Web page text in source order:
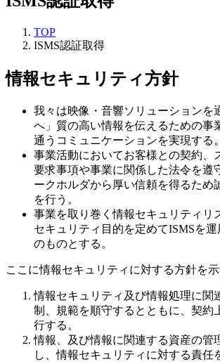
TOP
ISMS認証取得
情報セキュリティ方針
我々は映像・音響ソリューションを
へ」質の高い情報を伝えるための事
通うコミュニケーションを実現する。
事業活動においてお客様との契約、
要求事項や事業に関係した法令を遵
ークホルダから厚い信頼を得るため
を行う。
事業を取り巻く情報セキュリティリ
セキュリティ目的を定めてISMSを
のものとする。
ここに情報セキュリティに対する方針を
情報セキュリティ及び情報処理に関
制、規範を順守するとともに、契約
行する。
情報、及び情報に関連する資産の管
し、情報セキュリティに対する責任